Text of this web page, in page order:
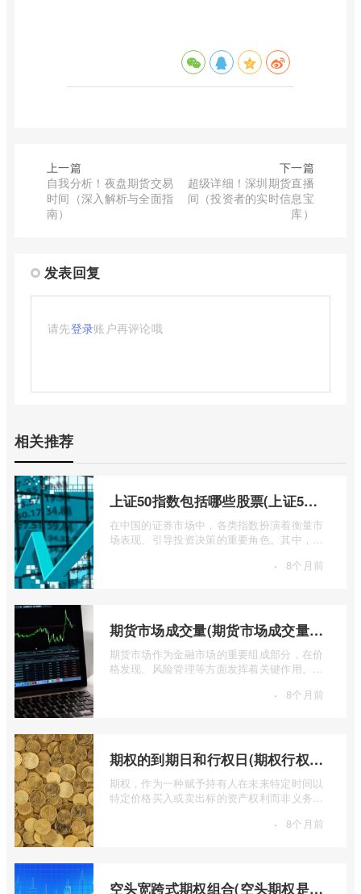
上一篇
自我分析！夜盘期货交易
时间（深入解析与全面指
南）
下一篇
超级详细！深圳期货直播
间（投资者的实时信息宝
库）
发表回复
请先登录账户再评论哦
相关推荐
上证50指数包括哪些股票(上证50指数包含哪些股票)
在中国的证券市场中，各类指数扮演着衡量市
场表现、引导投资决策的重要角色。其中，上
· 8个月前
期货市场成交量(期货市场成交量萎缩)
期货市场作为金融市场的重要组成部分，在价
格发现、风险管理等方面发挥着关键作用。近
· 8个月前
期权的到期日和行权日(期权行权日到期虚值期权都将清零)
期权，作为一种赋予持有人在未来特定时间以
特定价格买入或卖出标的资产权利而非义务的
· 8个月前
空头宽跨式期权组合(空头期权是什么意思)